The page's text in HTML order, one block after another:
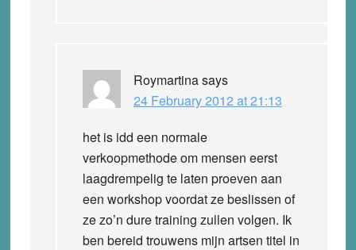
Roymartinasays
24 February 2012 at 21:13
het is idd een normale
verkoopmethode om mensen eerst
laagdrempelig te laten proeven aan
een workshop voordat ze beslissen of
ze zo’n dure training zullen volgen. Ik
ben bereid trouwens mijn artsen titel in